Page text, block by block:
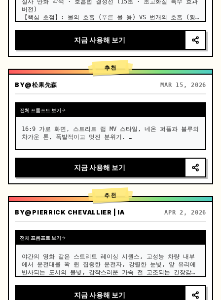
실사 만화 각색 · 호흡법 결정전 (15초 · 초고화질 특수 효과
버전)
【핵심 초점】: 물의 호흡 (푸른 물 용) VS 번개의 호흡 (황
지금 사용해 보기
추천
BY@松果先森 MAR 15, 2026
전체 프롬프트 보기
16:9 가로 화면, 스트리트 랩 MV 스타일, 네온 퍼플과 블루의
차가운 톤, 폭발적이고 멋진 분위기. …
지금 사용해 보기
추천
BY@PIERRICK CHEVALLIER | IA APR 2, 2026
전체 프롬프트 보기
야간의 영화 같은 스트리트 레이싱 시퀀스, 고성능 차량 내부
에서 운전대를 꽉 쥔 집중한 운전자, 강렬한 눈빛, 앞 유리에
반사되는 도시의 불빛, 갑작스러운 가속 전 고조되는 긴장감
카메라: 매끄러운 전환을 갖춘 다각도 시스템, 내부 클로즈업
→ 어깨 너머 샷 → 외부 트래킹 → 지면 밀착 로우 샷, 매우 역
지금 사용해 보기